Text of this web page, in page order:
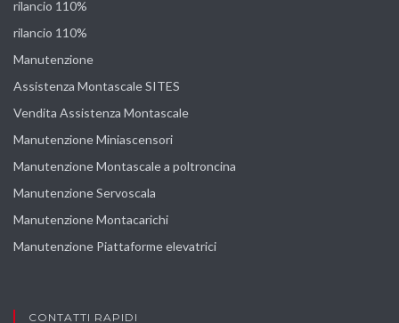
rilancio 110%
rilancio 110%
Manutenzione
Assistenza Montascale SITES
Vendita Assistenza Montascale
Manutenzione Miniascensori
Manutenzione Montascale a poltroncina
Manutenzione Servoscala
Manutenzione Montacarichi
Manutenzione Piattaforme elevatrici
CONTATTI RAPIDI